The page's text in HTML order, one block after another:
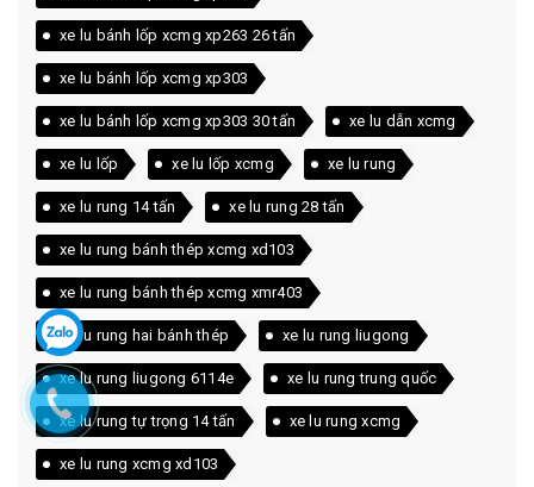
xe lu bánh lốp xcmg xp263 26 tấn
xe lu bánh lốp xcmg xp303
xe lu bánh lốp xcmg xp303 30 tấn xe lu dẫn xcmg
xe lu lốp xe lu lốp xcmg xe lu rung
xe lu rung 14 tấn xe lu rung 28 tấn
xe lu rung bánh thép xcmg xd103
xe lu rung bánh thép xcmg xmr403
xe lu rung hai bánh thép xe lu rung liugong
xe lu rung liugong 6114e xe lu rung trung quốc
xe lu rung tự trọng 14 tấn xe lu rung xcmg
xe lu rung xcmg xd103